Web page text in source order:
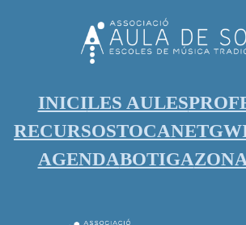
INICILES AULES
RECURSOSTOCANET
AGENDABOTIGA